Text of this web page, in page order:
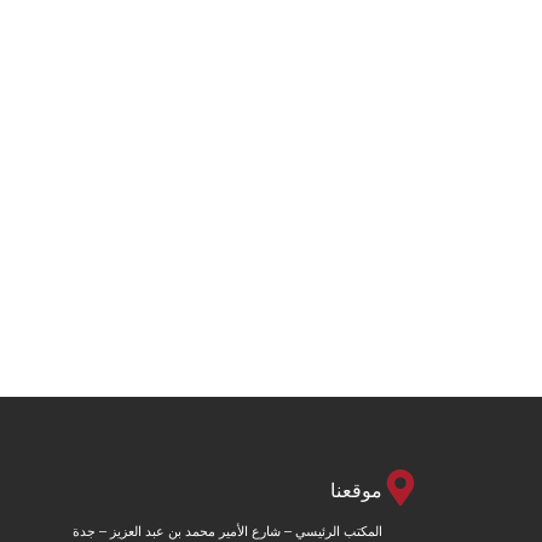
موقعنا
المكتب الرئيسي – شارع الأمير محمد بن عبد العزيز – جدة